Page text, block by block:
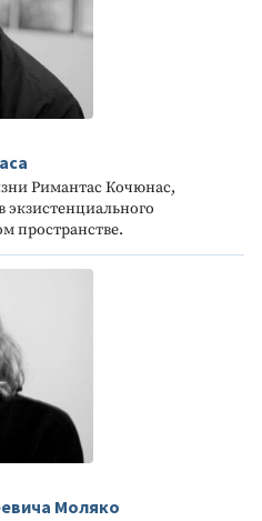
Римантас Кочюнас,
экзистенциального
пространстве.
Моляко